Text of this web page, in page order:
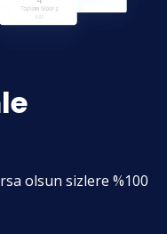
olsun sizlere %100